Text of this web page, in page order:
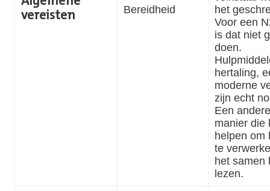
vereisten
Bereidheid
het
Voor een
is dat niet
doen.
hertaling,
moderne
zijn echt
Een andere
manier die
helpen om
te
het samen
lezen.